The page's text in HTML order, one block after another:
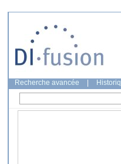
Recherche avancée